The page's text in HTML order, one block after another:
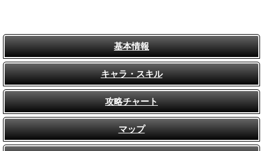
基本情報
キャラ・スキル
攻略チャート
マップ